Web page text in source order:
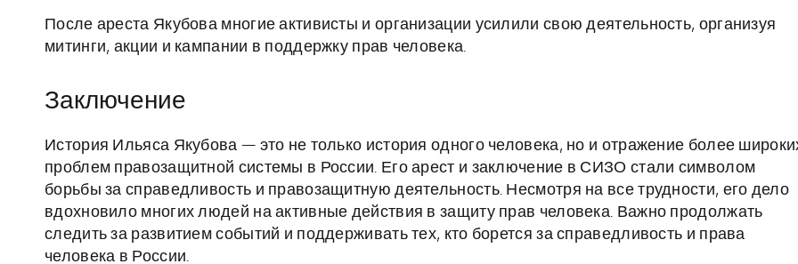
После ареста Якубова многие активисты и организации усилили свою деятельность, организуя
митинги, акции и кампании в поддержку прав человека.
Заключение
История Ильяса Якубова — это не только история одного человека, но и отражение более
проблем правозащитной системы в России. Его арест и заключение в СИЗО стали символом
борьбы за справедливость и правозащитную деятельность. Несмотря на все трудности, его дело
вдохновило многих людей на активные действия в защиту прав человека. Важно продолжать
следить за развитием событий и поддерживать тех, кто борется за справедливость и права
человека в России.